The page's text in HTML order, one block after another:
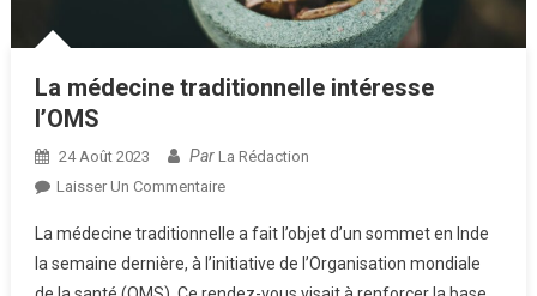
La médecine traditionnelle intéresse
l’OMS
24 Août 2023 Par La Rédaction
Laisser Un CommentaireSur
Médecine
Traditionnelle
La médecine traditionnelle a fait l’objet d’un sommet en Inde
la semaine dernière, à l’initiative de l’Organisation mondiale